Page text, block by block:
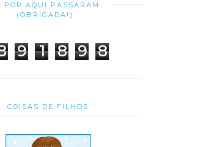
POR AQUI PASSARAM
(OBRIGADA!)
9 1 8 9 8
COISAS DE FILHOS